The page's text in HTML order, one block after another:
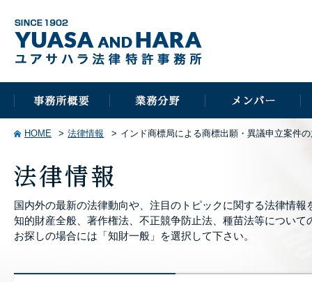
HOME 法律情報 インド商標局による商標出願・異議申立案件
国内外の最新の法律動向や、注目のトピックに関する法律情報
知的財産全般、著作権法、不正競争防止法、種苗法等について
お探しの場合には「知財一般」を選択して下さい。